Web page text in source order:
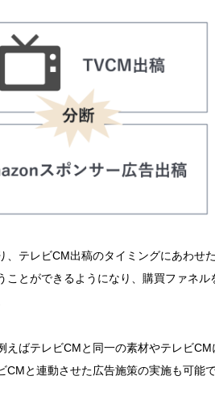
、テレビCM出稿のタイミングにあわせ
ことができるようになり、購買ファネ
えばテレビCMと同一の素材やテレビ
CMと連動させた広告施策の実施も可能